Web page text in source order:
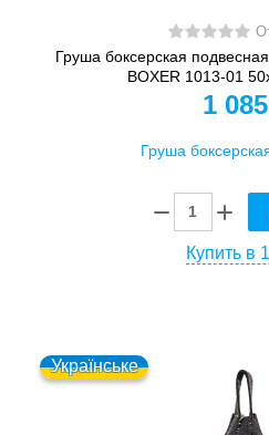
Груша боксерская
BOXER 1013-01
1 085
Купить в
Українське